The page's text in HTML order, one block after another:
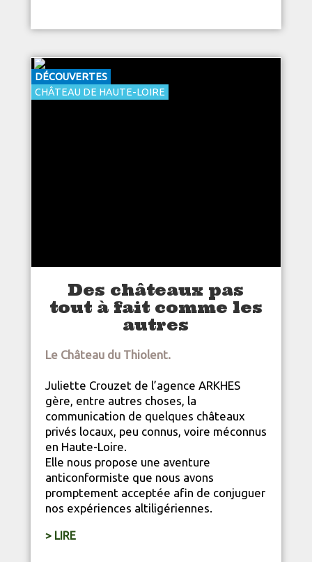
DÉCOUVERTES
CHÂTEAU DE HAUTE-LOIRE
Des châteaux pas
tout à fait comme les
autres
Le Château du Thiolent.
Juliette Crouzet de l’agence ARKHES
gère, entre autres choses, la
communication de quelques châteaux
privés locaux, peu connus, voire méconnus
en Haute-Loire.
Elle nous propose une aventure
anticonformiste que nous avons
promptement acceptée afin de conjuguer
nos expériences altiligériennes.
> LIRE